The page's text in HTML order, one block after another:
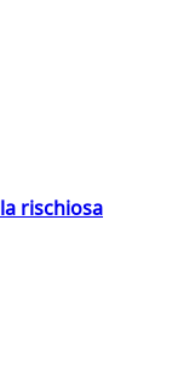
rischiosa